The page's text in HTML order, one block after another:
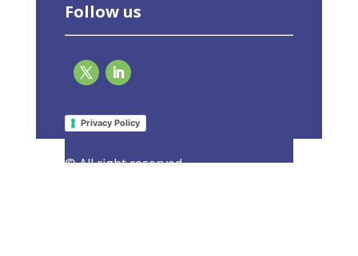
Follow us
Privacy Policy
© All right reserved
20 October 2017|Events